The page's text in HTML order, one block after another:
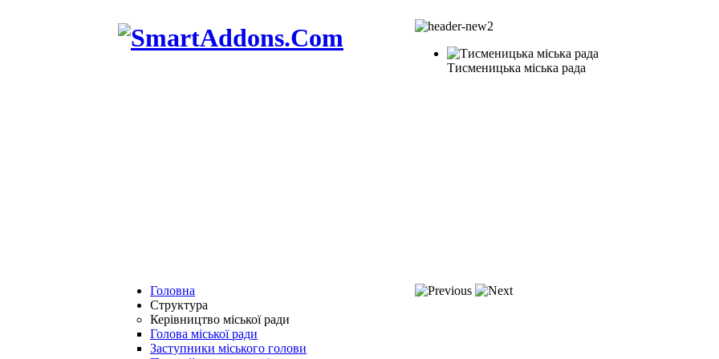
Тисменицька міська рада
Головна
Структура
Керівництво міської ради
Голова міської ради
Заступники міського голови